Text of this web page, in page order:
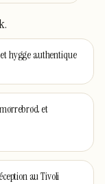
.
hygge authentique
et
au Tivoli